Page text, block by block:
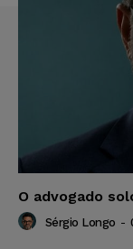
O advogado
Sérgio Longo -